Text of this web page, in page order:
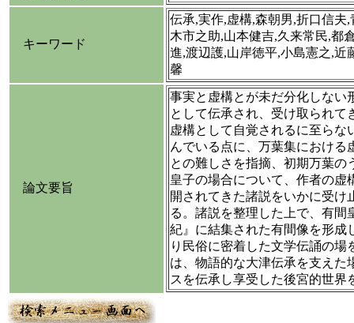
キーワード
伝承,実作,虚構,森朝男,折口信夫
木市之助,山本健吉,久来常民,都
進,渡辺護,山岸徳平,小島憲之,近
馨
論文要旨
事実と虚構とが未だ分化しない
として伝承され、受け取られて
虚構として自覚されるに至らな
んでいる点に、万葉集における
との難しさを指摘、初期万葉の
皇子の場合について、作者の虚
開されてきた諸説をいかに受け
る。諸説を整理した上で、有間
紀』に結集された有間像を形成
り民俗に密着した文学伝誦の場
は、物語的な大津伝承を支えた
スを伝承し享受した後宮的世界